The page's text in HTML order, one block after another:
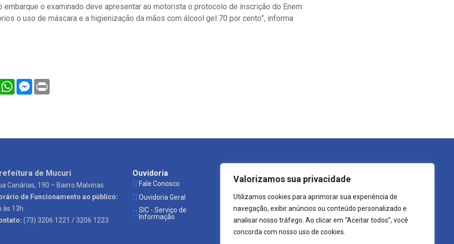
Valorizamos sua privacidade
Utilizamos cookies para aprimorar sua experiência de
navegação, exibir anúncios ou conteúdo personalizado e
analisar nosso tráfego. Ao clicar em “Aceitar todos”, você
concorda com nosso uso de cookies.
embarque o examinado deve apresentar ao motorista o protocolo de inscrição do Enem
o uso de máscara e a higienização da mãos com álcool gel 70 por cento”, informa
WhatsAppMessenger
de Mucuri
Canárias, 190 – Bairro Malvinas
de Funcionamento ao público:
às 13h.
(73) 3206 1221 / 3206 1223
Ouvidoria
Fale Conosco
Ouvidoria Geral
SIC - Serviço de
Informação
Estrutura do Governo
Prefeito
Secretarias
Órgãos
Transparência
LGPD
Carta de Serviços
Leis Municipais